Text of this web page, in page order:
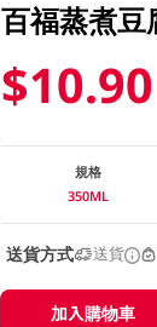
百福蒸煮
$10.90
規格
350ML
送貨方式 送貨
加入購物車